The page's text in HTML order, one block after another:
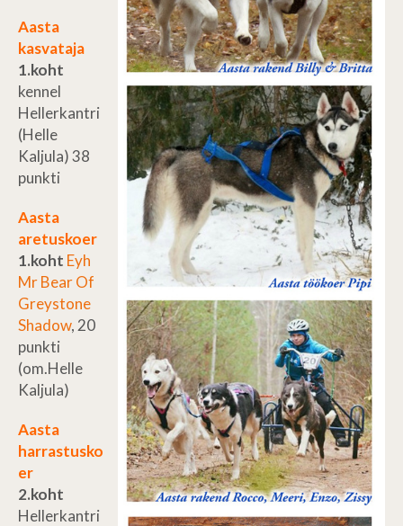
Aasta
kasvataja
1.koht
kennel
Hellerkantri
(Helle
Kaljula) 38
punkti
Aasta
aretuskoer
1.koht Eyh
Mr Bear Of
Greystone
Shadow, 20
punkti
(om.Helle
Kaljula)
Aasta
harrastusko
er
2.koht
Hellerkantri